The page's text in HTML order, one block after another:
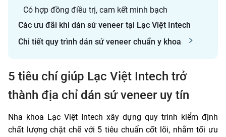
Có hợp đồng điều trị, cam kết minh bạch
Các ưu đãi khi dán sứ veneer tại Lạc Việt Intech
Chi tiết quy trình dán sứ veneer chuẩn y khoa
5 tiêu chí giúp Lạc Việt Intech trở
thành địa chỉ dán sứ veneer uy tín
Nha khoa Lạc Việt Intech xây dựng quy trình kiểm định
chất lượng chặt chẽ với 5 tiêu chuẩn cốt lõi, nhằm tối ưu